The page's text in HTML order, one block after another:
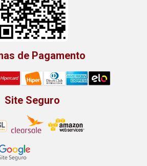
de Pagamento
Site Seguro